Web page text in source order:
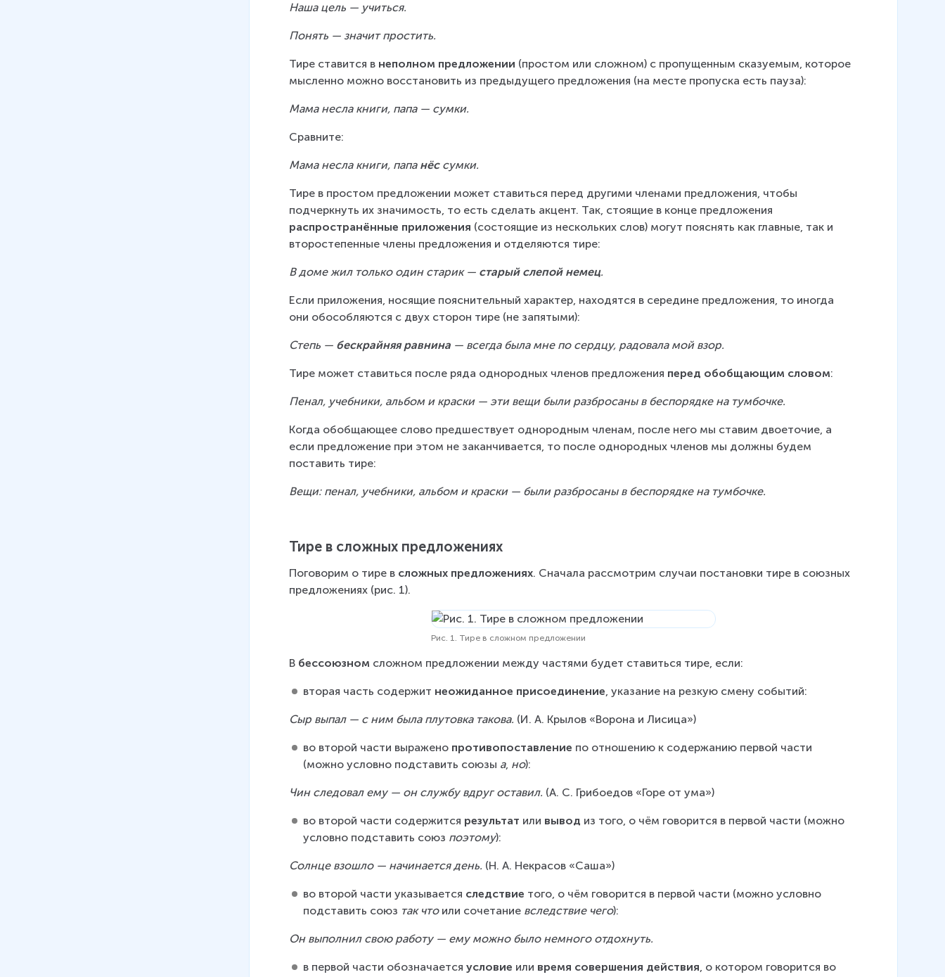
Наша цель — учиться.
Понять — значит простить.
Тире ставится в неполном предложении (простом или сложном) с пропущенным сказуемым, которое
мысленно можно восстановить из предыдущего предложения (на месте пропуска есть пауза):
Мама несла книги, папа — сумки.
Сравните:
Мама несла книги, папа нёс сумки.
Тире в простом предложении может ставиться перед другими членами предложения, чтобы
подчеркнуть их значимость, то есть сделать акцент. Так, стоящие в конце предложения
распространённые приложения (состоящие из нескольких слов) могут пояснять как главные, так и
второстепенные члены предложения и отделяются тире:
В доме жил только один старик — старый слепой немец.
Если приложения, носящие пояснительный характер, находятся в середине предложения, то иногда
они обособляются с двух сторон тире (не запятыми):
Степь — бескрайняя равнина — всегда была мне по сердцу, радовала мой взор.
Тире может ставиться после ряда однородных членов предложения перед обобщающим словом:
Пенал, учебники, альбом и краски — эти вещи были разбросаны в беспорядке на тумбочке.
Когда обобщающее слово предшествует однородным членам, после него мы ставим двоеточие, а
если предложение при этом не заканчивается, то после однородных членов мы должны будем
поставить тире:
Вещи: пенал, учебники, альбом и краски — были разбросаны в беспорядке на тумбочке.
Тире в сложных предложениях
Поговорим о тире в сложных предложениях. Сначала рассмотрим случаи постановки тире в союзных
предложениях (рис. 1).
Рис. 1. Тире в сложном предложении
В бессоюзном сложном предложении между частями будет ставиться тире, если:
вторая часть содержит неожиданное присоединение, указание на резкую смену событий:
Сыр выпал — с ним была плутовка такова. (И. А. Крылов «Ворона и Лисица»)
во второй части выражено противопоставление по отношению к содержанию первой части
(можно условно подставить союзы а, но):
Чин следовал ему — он службу вдруг оставил. (А. С. Грибоедов «Горе от ума»)
во второй части содержится результат или вывод из того, о чём говорится в первой части (можно
условно подставить союз поэтому):
Солнце взошло — начинается день. (Н. А. Некрасов «Саша»)
во второй части указывается следствие того, о чём говорится в первой части (можно условно
подставить союз так что или сочетание вследствие чего):
Он выполнил свою работу — ему можно было немного отдохнуть.
в первой части обозначается условие или время совершения действия, о котором говорится во